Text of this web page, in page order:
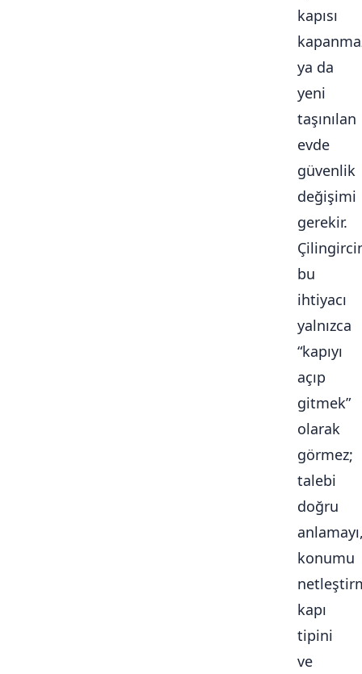
kapısı
ya da
yeni
taşınılan
evde
güvenlik
değişimi
gerekir.
bu
ihtiyacı
yalnızca
“kapıyı
açıp
gitmek”
olarak
görmez;
talebi
doğru
konumu
kapı
tipini
ve